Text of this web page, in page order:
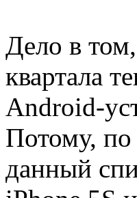
Дело в
квартала
Android-
Потому, по
данный